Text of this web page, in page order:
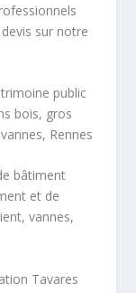
sur notre
public
bois, gros
Rennes
bâtiment
et de
vannes,
Tavares